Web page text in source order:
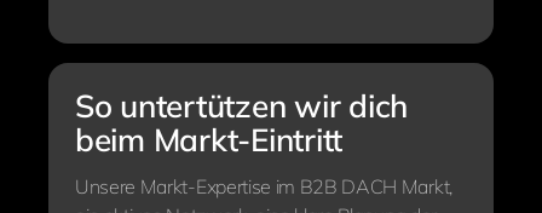
So untertützen wir dich
beim Markt-Eintritt
Unsere Markt-Expertise im B2B DACH Markt,